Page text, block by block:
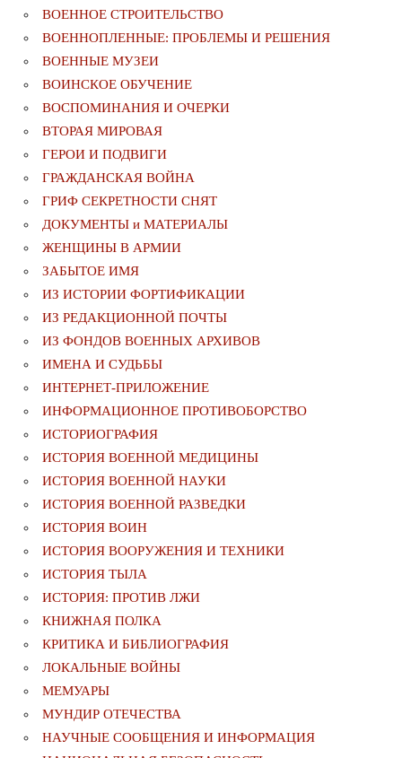
ВОЕННОЕ СТРОИТЕЛЬСТВО
ВОЕННОПЛЕННЫЕ: ПРОБЛЕМЫ И РЕШЕНИЯ
ВОЕННЫЕ МУЗЕИ
ВОИНСКОЕ ОБУЧЕНИЕ
ВОСПОМИНАНИЯ И ОЧЕРКИ
ВТОРАЯ МИРОВАЯ
ГЕРОИ И ПОДВИГИ
ГРАЖДАНСКАЯ ВОЙНА
ГРИФ СЕКРЕТНОСТИ СНЯТ
ДОКУМЕНТЫ и МАТЕРИАЛЫ
ЖЕНЩИНЫ В АРМИИ
ЗАБЫТОЕ ИМЯ
ИЗ ИСТОРИИ ФОРТИФИКАЦИИ
ИЗ РЕДАКЦИОННОЙ ПОЧТЫ
ИЗ ФОНДОВ ВОЕННЫХ АРХИВОВ
ИМЕНА И СУДЬБЫ
ИНТЕРНЕТ-ПРИЛОЖЕНИЕ
ИНФОРМАЦИОННОЕ ПРОТИВОБОРСТВО
ИСТОРИОГРАФИЯ
ИСТОРИЯ ВОЕННОЙ МЕДИЦИНЫ
ИСТОРИЯ ВОЕННОЙ НАУКИ
ИСТОРИЯ ВОЕННОЙ РАЗВЕДКИ
ИСТОРИЯ ВОИН
ИСТОРИЯ ВООРУЖЕНИЯ И ТЕХНИКИ
ИСТОРИЯ ТЫЛА
ИСТОРИЯ: ПРОТИВ ЛЖИ
КНИЖНАЯ ПОЛКА
КРИТИКА И БИБЛИОГРАФИЯ
ЛОКАЛЬНЫЕ ВОЙНЫ
МЕМУАРЫ
МУНДИР ОТЕЧЕСТВА
НАУЧНЫЕ СООБЩЕНИЯ И ИНФОРМАЦИЯ